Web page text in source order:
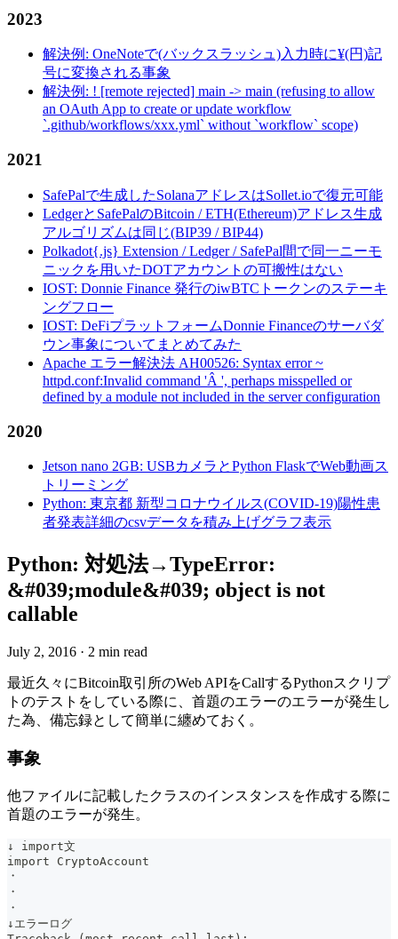
2023
解決例: OneNoteで(バックスラッシュ)入力時に¥(円)記
号に変換される事象
解決例: ! [remote rejected] main -> main (refusing to allow
an OAuth App to create or update workflow
`.github/workflows/xxx.yml` without `workflow` scope)
2021
SafePalで生成したSolanaアドレスはSollet.ioで復元可能
LedgerとSafePalのBitcoin / ETH(Ethereum)アドレス生成
アルゴリズムは同じ(BIP39 / BIP44)
Polkadot{.js} Extension / Ledger / SafePal間で同一ニーモ
ニックを用いたDOTアカウントの可搬性はない
IOST: Donnie Finance 発行のiwBTCトークンのステーキ
ングフロー
IOST: DeFiプラットフォームDonnie Financeのサーバダ
ウン事象についてまとめてみた
Apache エラー解決法 AH00526: Syntax error ~
httpd.conf:Invalid command 'Â ', perhaps misspelled or
defined by a module not included in the server configuration
2020
Jetson nano 2GB: USBカメラとPython FlaskでWeb動画ス
トリーミング
Python: 東京都 新型コロナウイルス(COVID-19)陽性患
者発表詳細のcsvデータを積み上げグラフ表示
Python: 対処法→TypeError:
&#039;module&#039; object is not
callable
July 2, 2016 · 2 min read
最近久々にBitcoin取引所のWeb APIをCallするPythonスクリプ
トのテストをしている際に、首題のエラーのエラーが発生し
た為、備忘録として簡単に纏めておく。
事象
他ファイルに記載したクラスのインスタンスを作成する際に
首題のエラーが発生。
↓ import文
import CryptoAccount
・
・
・
↓エラーログ